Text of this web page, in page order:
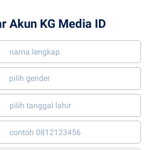
Akun KG Media ID